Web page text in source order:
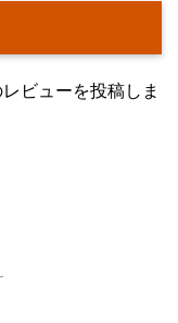
ビューを投稿しま